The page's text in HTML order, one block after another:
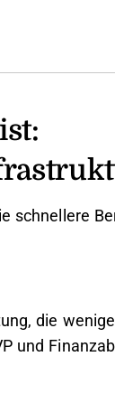
schnellere
die
und